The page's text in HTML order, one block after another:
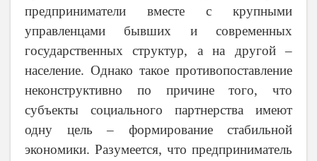
предприниматели вместе с крупными
управленцами бывших и современных
государственных структур, а на другой –
население. Однако такое противопоставление
неконструктивно по причине того, что
субъекты социального партнерства имеют
одну цель – формирование стабильной
экономики. Разумеется, что предприниматель